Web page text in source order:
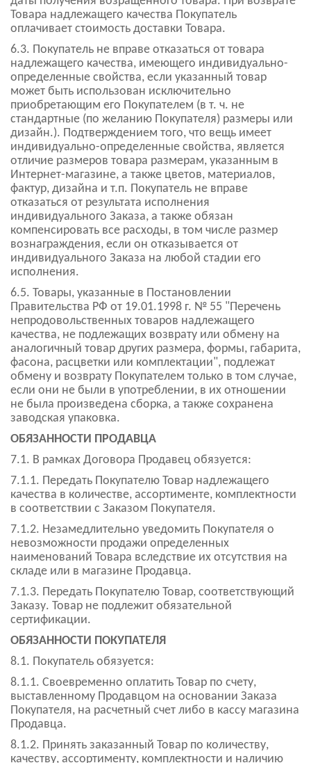
Товара надлежащего качества Покупатель
оплачивает стоимость доставки Товара.
6.3. Покупатель не вправе отказаться от товара
надлежащего качества, имеющего индивидуально-
определенные свойства, если указанный товар
может быть использован исключительно
приобретающим его Покупателем (в т. ч. не
стандартные (по желанию Покупателя) размеры или
дизайн.). Подтверждением того, что вещь имеет
индивидуально-определенные свойства, является
отличие размеров товара размерам, указанным в
Интернет-магазине, а также цветов, материалов,
фактур, дизайна и т.п. Покупатель не вправе
отказаться от результата исполнения
индивидуального Заказа, а также обязан
компенсировать все расходы, в том числе размер
вознаграждения, если он отказывается от
индивидуального Заказа на любой стадии его
исполнения.
6.5. Товары, указанные в Постановлении
Правительства РФ от 19.01.1998 г. № 55 "Перечень
непродовольственных товаров надлежащего
качества, не подлежащих возврату или обмену на
аналогичный товар других размера, формы, габарита,
фасона, расцветки или комплектации", подлежат
обмену и возврату Покупателем только в том случае,
если они не были в употреблении, в их отношении
не была произведена сборка, а также сохранена
заводская упаковка.
ОБЯЗАННОСТИ ПРОДАВЦА
7.1. В рамках Договора Продавец обязуется:
7.1.1. Передать Покупателю Товар надлежащего
качества в количестве, ассортименте, комплектности
в соответствии с Заказом Покупателя.
7.1.2. Незамедлительно уведомить Покупателя о
невозможности продажи определенных
наименований Товара вследствие их отсутствия на
складе или в магазине Продавца.
7.1.3. Передать Покупателю Товар, соответствующий
Заказу. Товар не подлежит обязательной
сертификации.
ОБЯЗАННОСТИ ПОКУПАТЕЛЯ
8.1. Покупатель обязуется:
8.1.1. Своевременно оплатить Товар по счету,
выставленному Продавцом на основании Заказа
Покупателя, на расчетный счет либо в кассу магазина
Продавца.
8.1.2. Принять заказанный Товар по количеству,
качеству, ассортименту, комплектности и наличию